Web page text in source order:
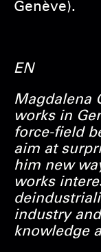
Genève).
EN
Magdalena
works in
force-field
aim at
him new
works
industry
knowledge